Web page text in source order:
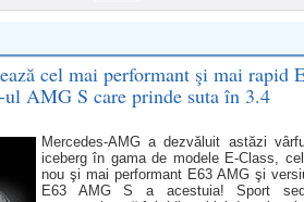
Moldovei. Ce nu e bine
cel mai performant şi mai rapid
ul AMG S care prinde suta în 3.4
Mercedes-AMG a dezvăluit astăzi
iceberg în gama de modele E-Class,
nou şi mai performant E63 AMG şi
E63 AMG S a acestuia! Sport